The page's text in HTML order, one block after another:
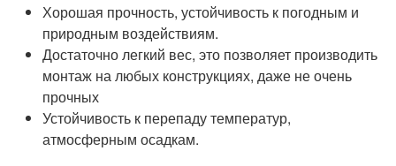
Хорошая прочность, устойчивость к погодным и
природным воздействиям.
Достаточно легкий вес, это позволяет производить
монтаж на любых конструкциях, даже не очень
прочных
Устойчивость к перепаду температур,
атмосферным осадкам.